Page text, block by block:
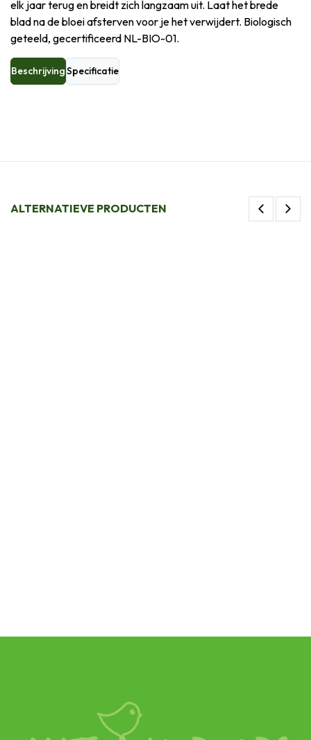
elk jaar terug en breidt zich langzaam uit. Laat het brede
blad na de bloei afsterven voor je het verwijdert. Biologisch
geteeld, gecertificeerd NL-BIO-01.
BeschrijvingSpecificatie
ALTERNATIEVE PRODUCTEN